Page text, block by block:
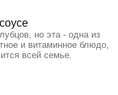
но эта - одна из
и витаминное блюдо,
всей семье.